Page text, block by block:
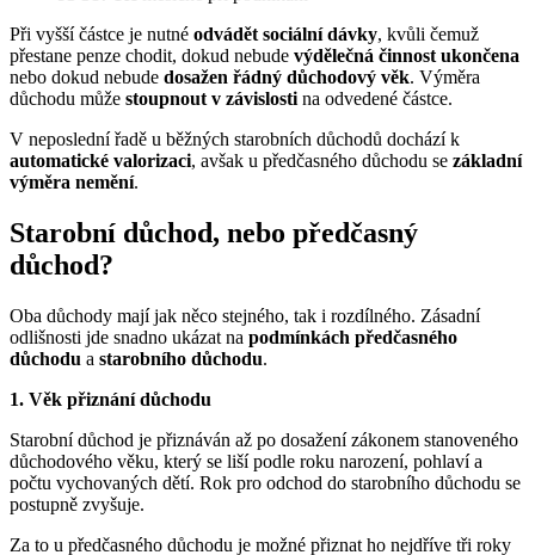
Při vyšší částce je nutné odvádět sociální dávky, kvůli čemuž
přestane penze chodit, dokud nebude výdělečná činnost ukončena
nebo dokud nebude dosažen řádný důchodový věk. Výměra
důchodu může stoupnout v závislosti na odvedené částce.
V neposlední řadě u běžných starobních důchodů dochází k
automatické valorizaci, avšak u předčasného důchodu se základní
výměra nemění.
Starobní důchod, nebo předčasný
důchod?
Oba důchody mají jak něco stejného, tak i rozdílného. Zásadní
odlišnosti jde snadno ukázat na podmínkách předčasného
důchodu a starobního důchodu.
1. Věk přiznání důchodu
Starobní důchod je přiznáván až po dosažení zákonem stanoveného
důchodového věku, který se liší podle roku narození, pohlaví a
počtu vychovaných dětí. Rok pro odchod do starobního důchodu se
postupně zvyšuje.
Za to u předčasného důchodu je možné přiznat ho nejdříve tři roky